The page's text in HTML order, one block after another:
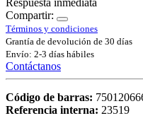
Compartir:
Términos y condiciones
Grantía de devolución de 30 días
Envío: 2-3 días hábiles
Contáctanos
Código de barras:
Referencia interna: 23519